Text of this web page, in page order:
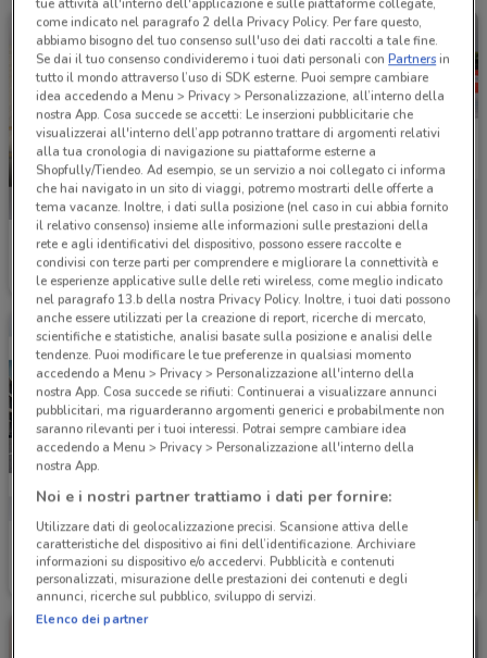
Mercedes
994 m
Bosch Car Service
1.1 km
Peugeot
1.5 km
tue attività all'interno dell'applicazione e sulle piattaforme collegate,
come indicato nel paragrafo 2 della Privacy Policy. Per fare questo,
abbiamo bisogno del tuo consenso sull'uso dei dati raccolti a tale fine.
Se dai il tuo consenso condivideremo i tuoi dati personali conPartnersin
tutto il mondo attraverso l’uso di SDK esterne. Puoi sempre cambiare
idea accedendo a Menu > Privacy > Personalizzazione, all’interno della
nostra App. Cosa succede se accetti: Le inserzioni pubblicitarie che
visualizzerai all'interno dell’app potranno trattare di argomenti relativi
alla tua cronologia di navigazione su piattaforme esterne a
Shopfully/Tiendeo. Ad esempio, se un servizio a noi collegato ci informa
che hai navigato in un sito di viaggi, potremo mostrarti delle offerte a
tema vacanze. Inoltre, i dati sulla posizione (nel caso in cui abbia fornito
il relativo consenso) insieme alle informazioni sulle prestazioni della
rete e agli identificativi del dispositivo, possono essere raccolte e
condivisi con terze parti per comprendere e migliorare la connettività e
le esperienze applicative sulle delle reti wireless, come meglio indicato
nel paragrafo 13.b della nostra Privacy Policy. Inoltre, i tuoi dati possono
anche essere utilizzati per la creazione di report, ricerche di mercato,
scientifiche e statistiche, analisi basate sulla posizione e analisi delle
tendenze. Puoi modificare le tue preferenze in qualsiasi momento
accedendo a Menu > Privacy > Personalizzazione all'interno della
nostra App. Cosa succede se rifiuti: Continuerai a visualizzare annunci
pubblicitari, ma riguarderanno argomenti generici e probabilmente non
saranno rilevanti per i tuoi interessi. Potrai sempre cambiare idea
accedendo a Menu > Privacy > Personalizzazione all'interno della
nostra App.
Noi e i nostri partner trattiamo i dati per fornire:
Utilizzare dati di geolocalizzazione precisi. Scansione attiva delle
caratteristiche del dispositivo ai fini dell’identificazione. Archiviare
informazioni su dispositivo e/o accedervi. Pubblicità e contenuti
personalizzati, misurazione delle prestazioni dei contenuti e degli
annunci, ricerche sul pubblico, sviluppo di servizi.
Elenco dei partner